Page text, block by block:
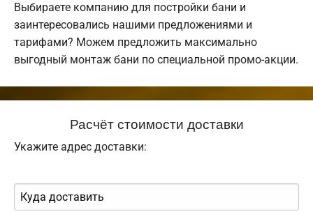
Выбираете компанию для постройки бани и
заинтересовались нашими предложениями и
тарифами? Можем предложить максимально
выгодный монтаж бани по специальной промо-акции.
Расчёт стоимости доставки
Укажите адрес доставки: